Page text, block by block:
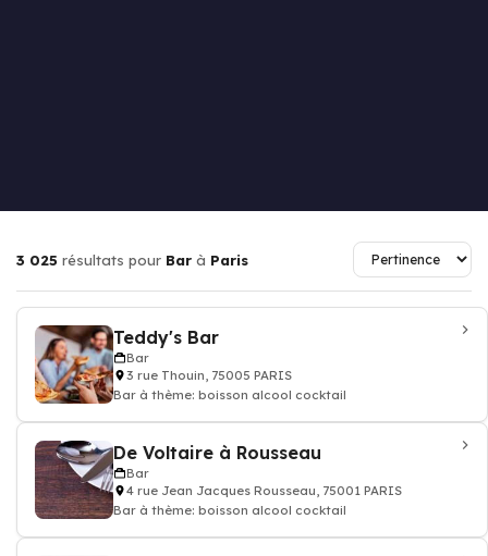
3 025 résultats pour Bar à Paris
Teddy's Bar
Bar
3 rue Thouin, 75005 PARIS
Bar à thème: boisson alcool cocktail
De Voltaire à Rousseau
Bar
4 rue Jean Jacques Rousseau, 75001 PARIS
Bar à thème: boisson alcool cocktail